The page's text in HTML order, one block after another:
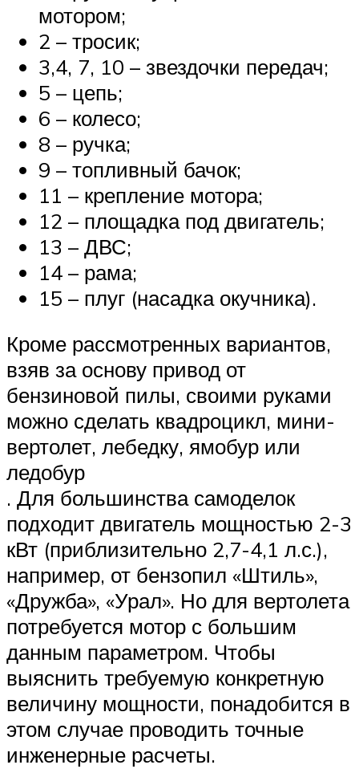
мотором;
2 – тросик;
3,4, 7, 10 – звездочки передач;
5 – цепь;
6 – колесо;
8 – ручка;
9 – топливный бачок;
11 – крепление мотора;
12 – площадка под двигатель;
13 – ДВС;
14 – рама;
15 – плуг (насадка окучника).
Кроме рассмотренных вариантов,
взяв за основу привод от
бензиновой пилы, своими руками
можно сделать квадроцикл, мини-
вертолет, лебедку, ямобур или
ледобур
. Для большинства самоделок
подходит двигатель мощностью 2-3
кВт (приблизительно 2,7-4,1 л.с.),
например, от бензопил «Штиль»,
«Дружба», «Урал». Но для вертолета
потребуется мотор с большим
данным параметром. Чтобы
выяснить требуемую конкретную
величину мощности, понадобится в
этом случае проводить точные
инженерные расчеты.